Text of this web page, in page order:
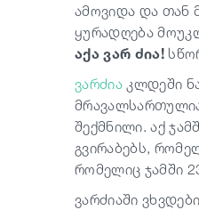
ამოვიდა და თან
ყურადღება
აქა ვარ ძია!
ვარძიაკლდეში
შექმნილი. აქ
გვირაბებს,
რომელიც ჯამში
ვარძიაში